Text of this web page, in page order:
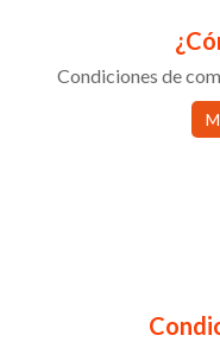
Condiciones de